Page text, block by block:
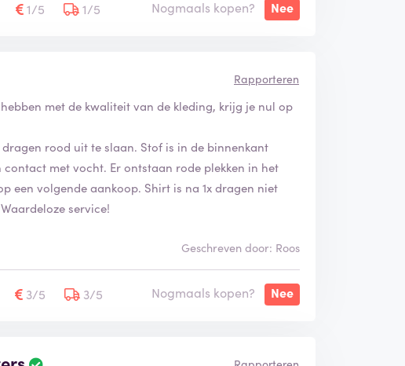
ter waarde van €200 verkopen.
1/5 1/5 Nogmaals kopen? Nee
Rapporteren
met de kwaliteit van de kleding, krijg je nul op
rood uit te slaan. Stof is in de binnenkant
met vocht. Er ontstaan rode plekken in het
een volgende aankoop. Shirt is na 1x dragen niet
service!
Geschreven door: Roos
3/5 3/5 Nogmaals kopen? Nee